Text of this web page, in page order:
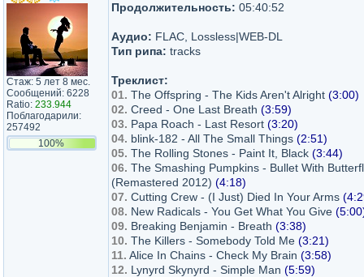
Стаж: 5 лет 8 мес.
Сообщений: 6228
Ratio: 233.944
Поблагодарили:
257492
100%
Продолжительность: 05:40:52
Аудио: FLAC, Lossless|WEB-DL
Тип рипа: tracks
Треклист:
01. The Offspring - The Kids Aren't Alright (3:00)
02. Creed - One Last Breath (3:59)
03. Papa Roach - Last Resort (3:20)
04. blink-182 - All The Small Things (2:51)
05. The Rolling Stones - Paint It, Black (3:44)
06. The Smashing Pumpkins - Bullet With
(Remastered 2012) (4:18)
07. Cutting Crew - (I Just) Died In Your Arms
08. New Radicals - You Get What You Give
09. Breaking Benjamin - Breath (3:38)
10. The Killers - Somebody Told Me (3:21)
11. Alice In Chains - Check My Brain (3:58)
12. Lynyrd Skynyrd - Simple Man (5:59)